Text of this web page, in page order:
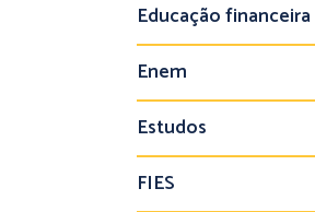
Educação financeira
Enem
Estudos
FIES